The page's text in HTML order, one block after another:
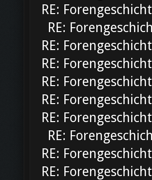
RE:
RE:
RE:
RE:
RE:
RE:
RE:
RE:
RE:
RE: